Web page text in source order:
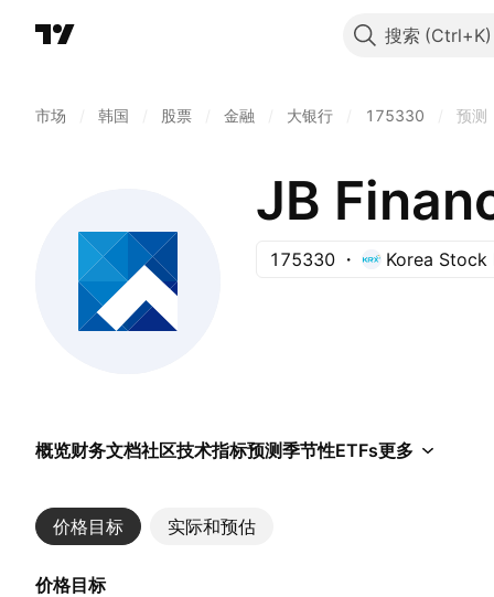
搜索
市场 韩国 股票 金融 大银行 175330 预测
JB
175330 Korea Stock
概览财务文档社区技术指标预测季节性ETFs更多
价格目标 实际和预估
价格目标